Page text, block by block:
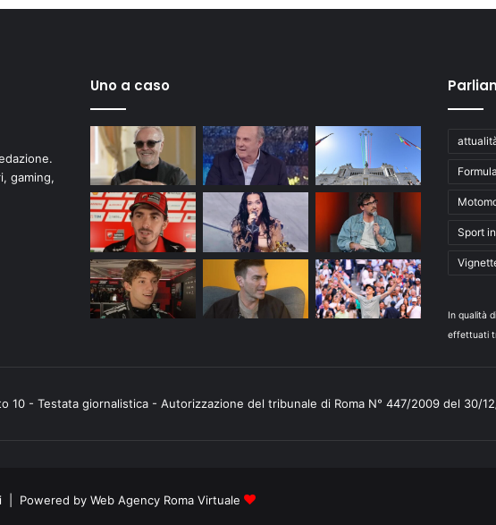
gaming,
Uno a caso
Sport
In qualità
effettuati
10 - Testata giornalistica - Autorizzazione del tribunale di Roma N° 447/2009 del 30/
| Powered by Web Agency Roma Virtuale